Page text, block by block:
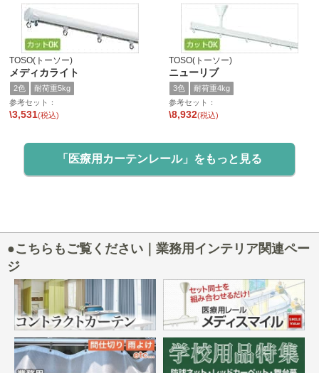
TOSO(トーソー)
メディカライト
2色
耐荷重5kg
参考セット：
\3,531(税込)
TOSO(トーソー)
ニューリブ
3色
耐荷重4kg
参考セット：
\8,932(税込)
「医療用カーテンレール」をもっと見る
●こちらもご覧ください｜業務用インテリア関連ペー
ジ